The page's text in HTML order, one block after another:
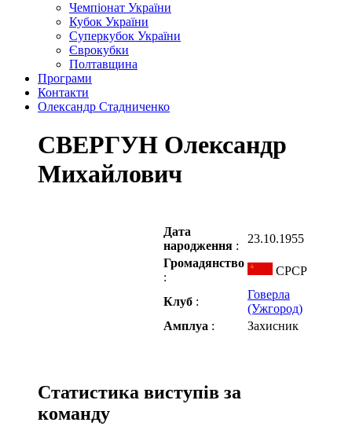
Чемпіонат України
Кубок України
Суперкубок України
Єврокубки
Полтавщина
Програми
Контакти
Олександр Стадниченко
СВЕРГУН Олександр
Михайлович
Дата
народження :
23.10.1955
Громадянство
:
СРСР
Клуб :
Говерла
(Ужгород)
Амплуа : Захисник
Статистика виступів за
команду